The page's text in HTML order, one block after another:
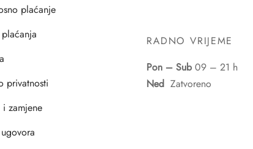
plaćanje
privatnosti
zamjene
RADNO VRIJEME
Pon – Sub09 – 21 h
Ned Zatvoreno